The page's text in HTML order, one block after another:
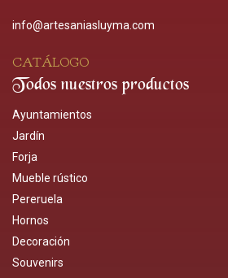
info@artesaniasluyma.com
CATÁLOGO
Todos nuestros productos
Ayuntamientos
Jardín
Forja
Mueble rústico
Pereruela
Hornos
Decoración
Souvenirs